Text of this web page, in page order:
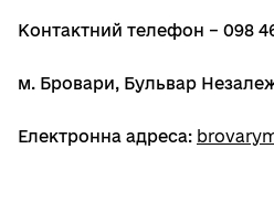
Контактний телефон – 098
м. Бровари, Бульвар
Електронна адреса: